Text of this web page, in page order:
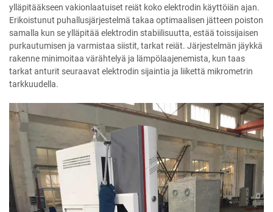
ylläpitääkseen vakionlaatuiset reiät koko elektrodin käyttöiän ajan.
Erikoistunut puhallusjärjestelmä takaa optimaalisen jätteen poiston
samalla kun se ylläpitää elektrodin stabiilisuutta, estää toissijaisen
purkautumisen ja varmistaa siistit, tarkat reiät. Järjestelmän jäykkä
rakenne minimoitaa värähtelyä ja lämpölaajenemista, kun taas
tarkat anturit seuraavat elektrodin sijaintia ja liikettä mikrometrin
tarkkuudella.